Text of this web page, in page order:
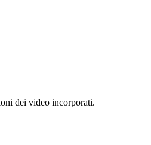
dei video incorporati.